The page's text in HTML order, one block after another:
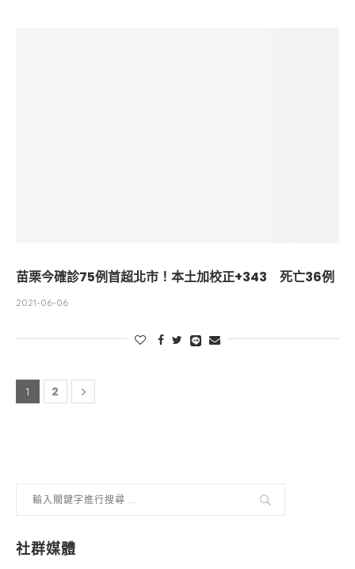
苗栗今確診75例首超北市！本土加校正+343 死亡36例
2021-06-06
1 2
社群媒體